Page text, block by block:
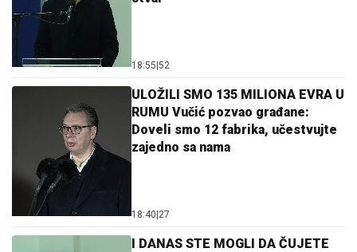
18:55 52
ULOŽILI SMO 135 MILIONA EVRA U
RUMU Vučić pozvao građane:
Doveli smo 12 fabrika, učestvujte
zajedno sa nama
18:40 27
I DANAS STE MOGLI DA ČUJETE